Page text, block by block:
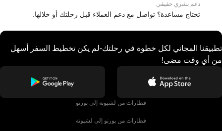
دعم بشري حقيقي
تحتاج مساعدة؟ تواصل مع دعم العملاء قبل رحلتك أو خلالها.
تطبيقنا المجاني لكل خطوة في رحلتك-لم يكن تخطيط السفر أسهل
من أي وقت مضى!
قطارات من لشبونة إلى بورتو
قطارات من بورتو إلى لشبونة